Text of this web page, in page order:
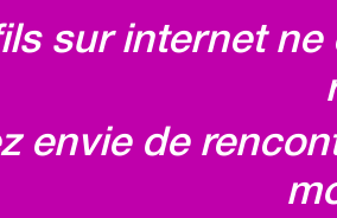
sur internet
envie de